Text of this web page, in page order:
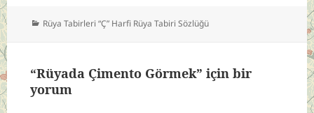
Kategoriler
Rüya Tabirleri “Ç” Harfi Rüya Tabiri Sözlüğü
“Rüyada Çimento Görmek” için bir
yorum